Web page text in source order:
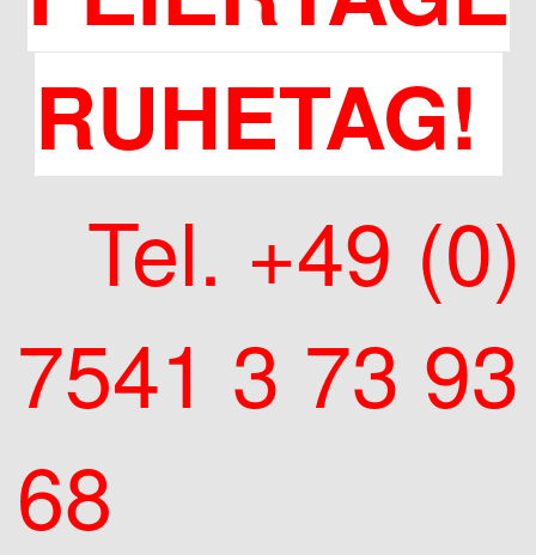
RUHETAG!
Tel. +49 (0)
7541 3 73 93
68